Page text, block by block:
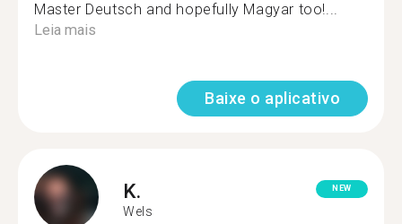
Master Deutsch and hopefully Magyar too!...
Leia mais
Baixe o aplicativo
K.
Wels
NEW